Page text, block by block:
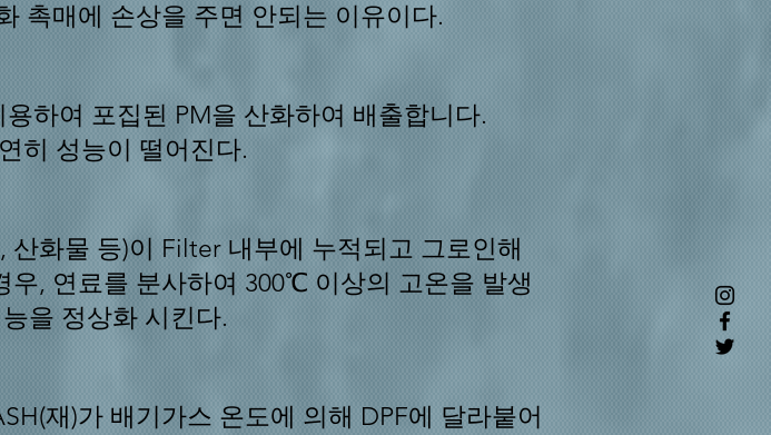
촉매에 손상을 주면 안되는 이유이다.
하여 포집된 PM을 산화하여 배출합니다.
히 성능이 떨어진다.
화물 등)이 Filter 내부에 누적되고 그로인해
우, 연료를 분사하여 300℃ 이상의 고온을 발생
을 정상화 시킨다.
재)가 배기가스 온도에 의해 DPF에 달라붙어